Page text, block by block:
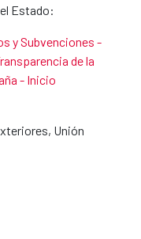
Estado:
y Subvenciones -
de la
- Inicio
Unión